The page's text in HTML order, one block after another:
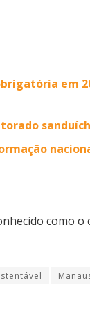
em
como